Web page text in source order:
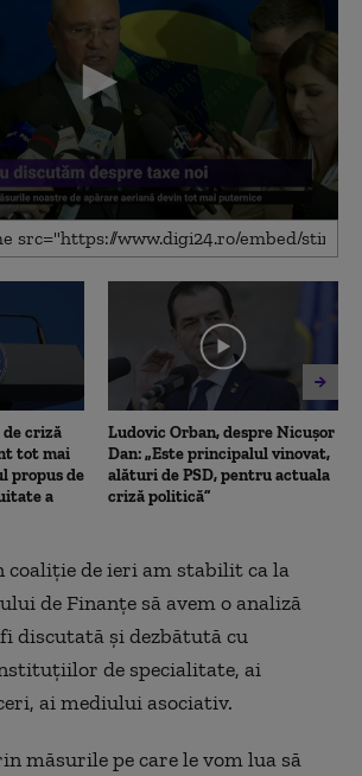
de criză
tot mai
propus de
a
Ludovic Orban, despre Nicușor
Dan: „Este principalul vinovat,
alături de PSD, pentru actuala
criză politică”
de ieri am stabilit ca la
de Finanțe să avem o analiză
discutată și dezbătută cu
de specialitate, ai
ai mediului asociativ.
măsurile pe care le vom lua să